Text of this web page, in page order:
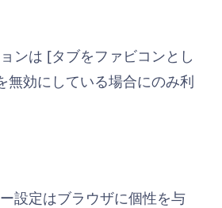
ンは [タブをファビコンとし
無効にしている場合にのみ利
設定はブラウザに個性を与